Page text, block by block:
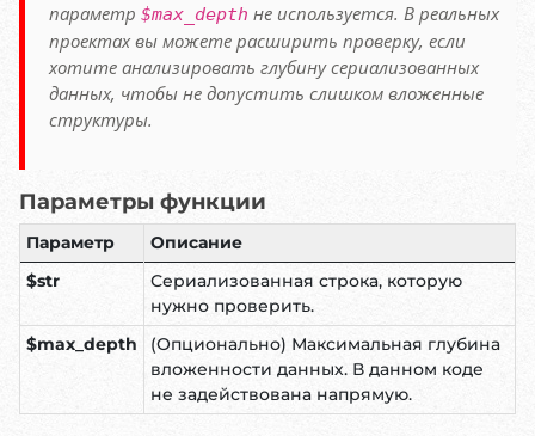
параметр $max_depth не используется. В реальных
проектах вы можете расширить проверку, если
хотите анализировать глубину сериализованных
данных, чтобы не допустить слишком вложенные
структуры.
Параметры функции
Параметр
Описание
$str
Сериализованная строка, которую
нужно проверить.
$max_depth
(Опционально) Максимальная глубина
вложенности данных. В данном коде
не задействована напрямую.